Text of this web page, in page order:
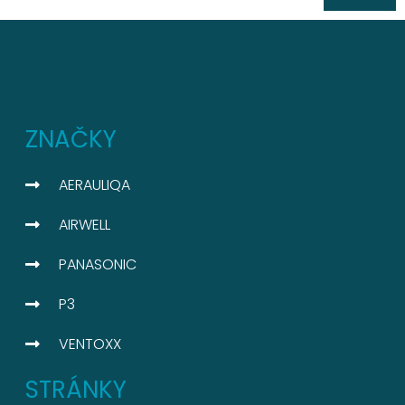
ZNAČKY
AERAULIQA
AIRWELL
PANASONIC
P3
VENTOXX
STRÁNKY